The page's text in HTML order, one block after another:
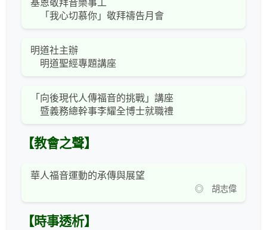
基恩敬拜音樂事工
「我心切慕你」敬拜禱告月會
明道社主辦
明道聖經專題講座
「向後現代人傳福音的挑戰」講座
暨義務總幹事李耀全博士就職禮
【教會之聲】
華人福音運動的承傳與展望
◎ 胡志偉
【時事透析】